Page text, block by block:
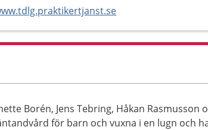
Borén, Jens Tebring, Håkan Rasmusson
för barn och vuxna i en lugn och